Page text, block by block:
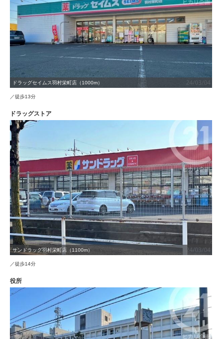
ドラッグセイムス羽村栄町店（1000m）
／徒歩13分
ドラッグストア
サンドラッグ羽村栄町店（1100m）
／徒歩14分
役所